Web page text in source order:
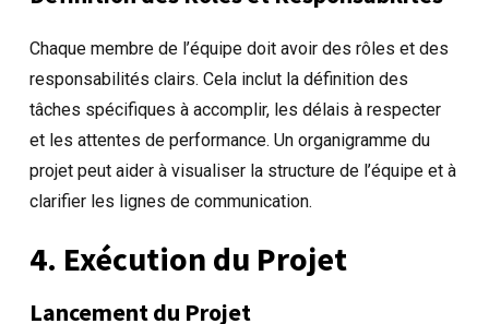
Chaque membre de l’équipe doit avoir des rôles et des
responsabilités clairs. Cela inclut la définition des
tâches spécifiques à accomplir, les délais à respecter
et les attentes de performance. Un organigramme du
projet peut aider à visualiser la structure de l’équipe et à
clarifier les lignes de communication.
4. Exécution du Projet
Lancement du Projet